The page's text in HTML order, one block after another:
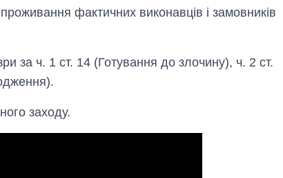
фактичних виконавців і замовників
за ч. 1 ст. 14 (Готування до злочину), ч. 2 ст.
заходу.